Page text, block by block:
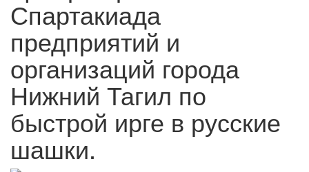
Спартакиада
предприятий и
организаций города
Нижний Тагил по
быстрой ирге в русские
шашки.